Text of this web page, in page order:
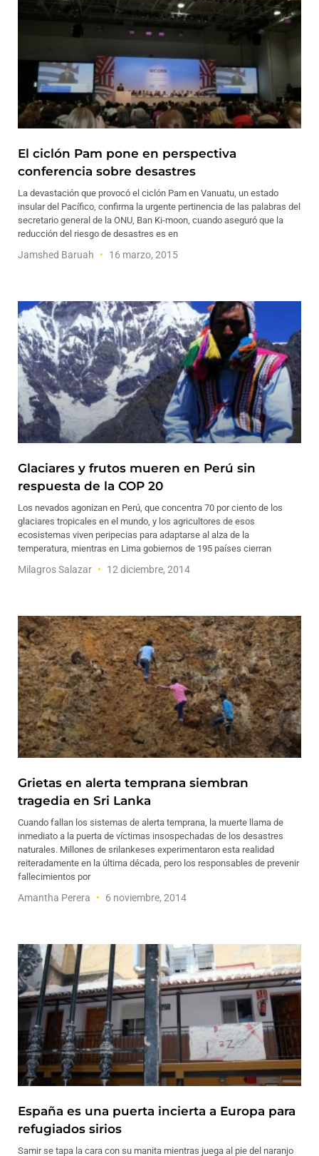
El ciclón Pam pone en perspectiva
conferencia sobre desastres
La devastación que provocó el ciclón Pam en Vanuatu, un estado
insular del Pacífico, confirma la urgente pertinencia de las palabras del
secretario general de la ONU, Ban Ki-moon, cuando aseguró que la
reducción del riesgo de desastres es en
Jamshed Baruah 16 marzo, 2015
Glaciares y frutos mueren en Perú sin
respuesta de la COP 20
Los nevados agonizan en Perú, que concentra 70 por ciento de los
glaciares tropicales en el mundo, y los agricultores de esos
ecosistemas viven peripecias para adaptarse al alza de la
temperatura, mientras en Lima gobiernos de 195 países cierran
Milagros Salazar 12 diciembre, 2014
Grietas en alerta temprana siembran
tragedia en Sri Lanka
Cuando fallan los sistemas de alerta temprana, la muerte llama de
inmediato a la puerta de víctimas insospechadas de los desastres
naturales. Millones de srilankeses experimentaron esta realidad
reiteradamente en la última década, pero los responsables de prevenir
fallecimientos por
Amantha Perera 6 noviembre, 2014
España es una puerta incierta a Europa para
refugiados sirios
Samir se tapa la cara con su manita mientras juega al pie del naranjo